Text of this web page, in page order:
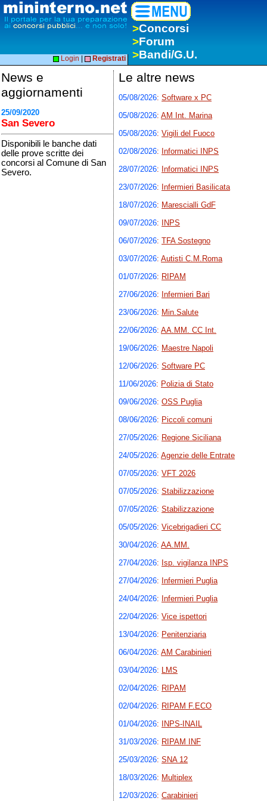
>Concorsi
>Forum
>Bandi/G.U.
Login Registrati
Le altre news
05/08/2026: Software x PC
05/08/2026: AM Int. Marina
05/08/2026: Vigili del Fuoco
02/08/2026: Informatici INPS
28/07/2026: Informatici INPS
23/07/2026: Infermieri Basilicata
18/07/2026: Marescialli GdF
09/07/2026:
INPS
06/07/2026: TFA Sostegno
03/07/2026: Autisti C.M.Roma
01/07/2026: RIPAM
27/06/2026: Infermieri Bari
23/06/2026: Min.Salute
22/06/2026: AA.MM. CC Int.
19/06/2026: Maestre Napoli
12/06/2026: Software PC
11/06/2026: Polizia di Stato
09/06/2026: OSS Puglia
08/06/2026: Piccoli comuni
27/05/2026: Regione Siciliana
24/05/2026: Agenzie delle Entrate
07/05/2026: VFT 2026
07/05/2026: Stabilizzazione
07/05/2026: Stabilizzazione
05/05/2026: Vicebrigadieri CC
30/04/2026: AA.MM.
27/04/2026: Isp. vigilanza INPS
27/04/2026: Infermieri Puglia
24/04/2026: Infermieri Puglia
22/04/2026: Vice ispettori
13/04/2026: Penitenziaria
06/04/2026: AM Carabinieri
03/04/2026: LMS
02/04/2026: RIPAM
02/04/2026: RIPAM F.ECO
01/04/2026:
INPS-INAIL
31/03/2026: RIPAM INF
25/03/2026: SNA 12
18/03/2026: Multiplex
12/03/2026: Carabinieri
News e
aggiornamenti
25/09/2020
San Severo
Disponibili le banche dati
delle prove scritte dei
concorsi al Comune di San
Severo.